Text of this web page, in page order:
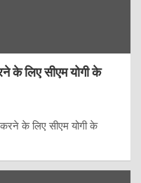
के लिए सीएम योगी के
के लिए सीएम योगी के